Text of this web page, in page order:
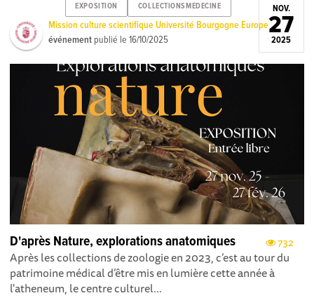
EXPOSITION COLLECTIONSMEDECINE
Mission culture scientifique Université Bourgogne Europe
événement publié le16/10/2025
NOV.
27
2025
732
D'après Nature, explorations anatomiques
Après les collections de zoologie en 2023, c’est au tour du
patrimoine médical d’être mis en lumière cette année à
l'atheneum , le centre culturel...